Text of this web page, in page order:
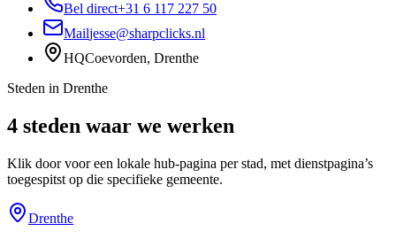
Bel direct+31 6 117 227 50
Mailjesse@sharpclicks.nl
HQCoevorden, Drenthe
Steden in Drenthe
4 steden waar we werken
Klik door voor een lokale hub-pagina per stad, met dienstpagina’s
toegespitst op die specifieke gemeente.
Drenthe